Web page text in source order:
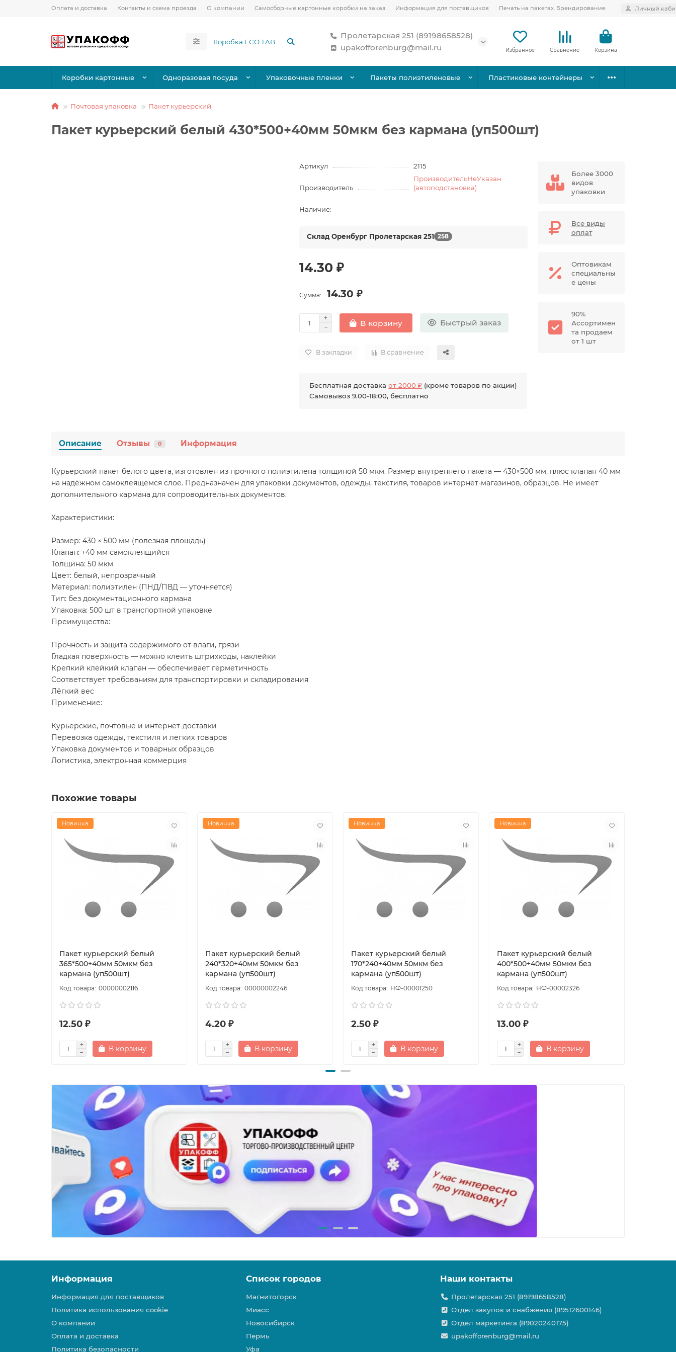
Оплата и доставка Контакты и схема проезда О компании Самосборные картонные коробки на заказ Информация для поставщиков Печать на пакетах. Брендирование Личный
Пролетарская 251 (89198658528)
upakofforenburg@mail.ru
Избранное Сравнение Корзина
Коробки картонные Одноразовая посуда Упаковочные пленки Пакеты полиэтиленовые Пластиковые контейнеры
Почтовая упаковка Пакет курьерский
Пакет курьерский белый 430*500+40мм 50мкм без кармана (уп500шт)
Артикул 2115
Производитель
ПроизводительНеУказан
(автоподстановка)
Наличие:
Склад Оренбург Пролетарская 251 258
14.30 ₽
Сумма: 14.30 ₽
В корзину Быстрый заказ
В закладки В сравнение
Бесплатная доставкаот 2000 ₽ (кроме товаров по акции)
Самовывоз 9.00-18:00, бесплатно
Более 3000
видов
упаковки
Все виды
оплат
Оптовикам
специальны
е цены
90%
Ассортимен
та продаем
от 1 шт
Описание Отзывы 0 Информация
Курьерский пакет белого цвета, изготовлен из прочного полиэтилена толщиной 50 мкм. Размер внутреннего пакета — 430×500 мм, плюс клапан 40 мм
на надёжном самоклеящемся слое. Предназначен для упаковки документов, одежды, текстиля, товаров интернет-магазинов, образцов. Не имеет
дополнительного кармана для сопроводительных документов.
Характеристики:
Размер: 430 × 500 мм (полезная площадь)
Клапан: +40 мм самоклеящийся
Толщина: 50 мкм
Цвет: белый, непрозрачный
Материал: полиэтилен (ПНД/ПВД — уточняется)
Тип: без документационного кармана
Упаковка: 500 шт в транспортной упаковке
Преимущества:
Прочность и защита содержимого от влаги, грязи
Гладкая поверхность — можно клеить штрихкоды, наклейки
Крепкий клейкий клапан ― обеспечивает герметичность
Соответствует требованиям для транспортировки и складирования
Лёгкий вес
Применение:
Курьерские, почтовые и интернет-доставки
Перевозка одежды, текстиля и легких товаров
Упаковка документов и товарных образцов
Логистика, электронная коммерция
Похожие товары
Новинка
Пакет курьерский белый
365*500+40мм 50мкм без
кармана (уп500шт)
00000002116
12.50 ₽
В корзину
Новинка
Пакет курьерский белый
240*320+40мм 50мкм без
кармана (уп500шт)
00000002246
4.20 ₽
В корзину
Новинка
Пакет курьерский белый
170*240+40мм 50мкм без
кармана (уп500шт)
НФ-00001250
2.50 ₽
В корзину
Новинка
Пакет курьерский белый
400*500+40мм 50мкм без
кармана (уп500шт)
НФ-00002326
13.00 ₽
В корзину
Информация
Информация для поставщиков
Политика использования cookie
О компании
Оплата и доставка
Политика безопасности
Список городов
Магнитогорск
Миасс
Новосибирск
Пермь
Уфа
Наши контакты
Пролетарская 251 (89198658528)
Отдел закупок и снабжения (89512600146)
Отдел маркетинга (89020240175)
upakofforenburg@mail.ru